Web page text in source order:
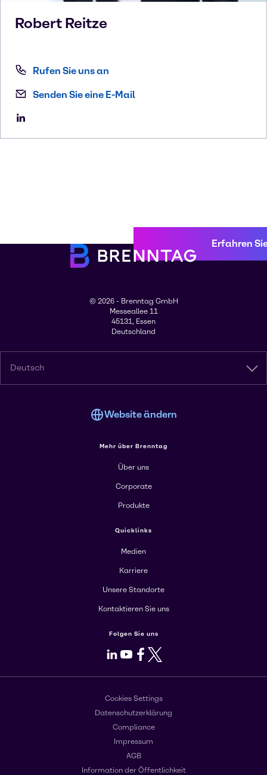
Robert Reitze
Rufen Sie uns an
Senden Sie eine E-Mail
Erfahren
© 2026 - Brenntag GmbH
Messeallee 11
45131, Essen
Deutschland
Deutsch
Website ändern
Mehr über Brenntag
Über uns
Corporate
Produkte
Quicklinks
Medien
Karriere
Unsere Standorte
Kontaktieren Sie uns
Folgen Sie uns
LinkedIn
Youtube
Facebook
X
Cookies Settings
Datenschutzerklärung
Compliance
Impressum
AGB
Information der Öffentlichkeit